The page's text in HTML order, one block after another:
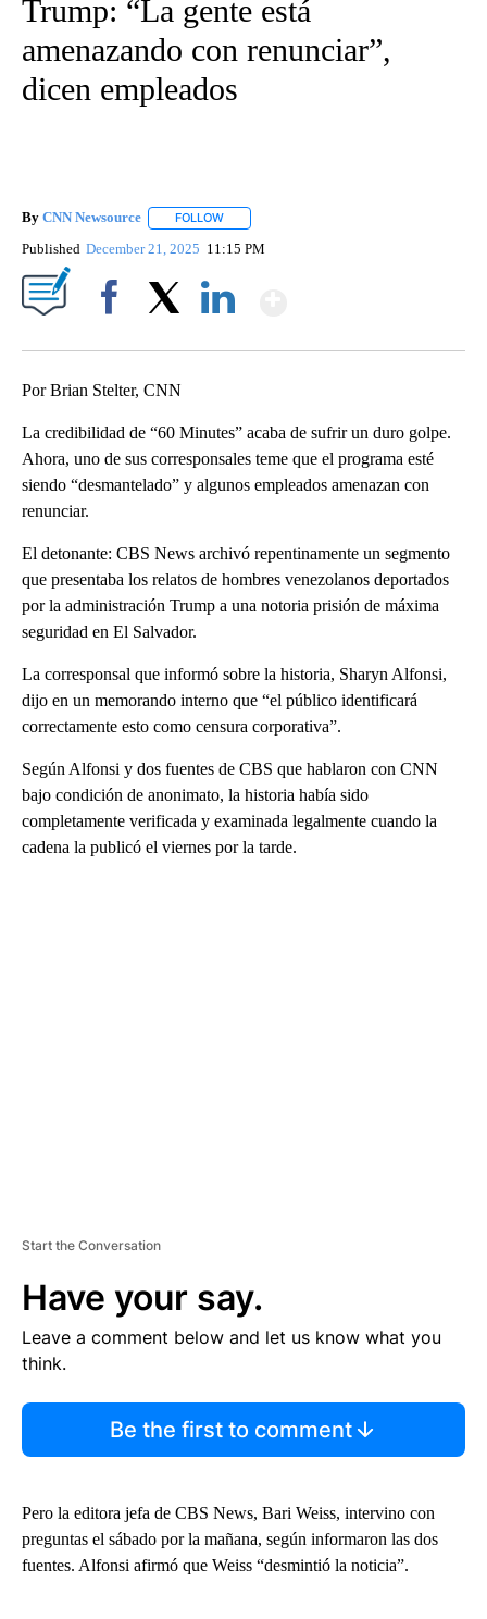
Trump: “La gente está
amenazando con renunciar”,
dicen empleados
By CNN Newsource FOLLOW
Published December 21, 2025 11:15 PM
Por Brian Stelter, CNN
La credibilidad de “60 Minutes” acaba de sufrir un duro golpe.
Ahora, uno de sus corresponsales teme que el programa esté
siendo “desmantelado” y algunos empleados amenazan con
renunciar.
El detonante: CBS News archivó repentinamente un segmento
que presentaba los relatos de hombres venezolanos deportados
por la administración Trump a una notoria prisión de máxima
seguridad en El Salvador.
La corresponsal que informó sobre la historia, Sharyn Alfonsi,
dijo en un memorando interno que “el público identificará
correctamente esto como censura corporativa”.
Según Alfonsi y dos fuentes de CBS que hablaron con CNN
bajo condición de anonimato, la historia había sido
completamente verificada y examinada legalmente cuando la
cadena la publicó el viernes por la tarde.
Start the Conversation
Have your say.
Leave a comment below and let us know what you
think.
Be the first to comment
Pero la editora jefa de CBS News, Bari Weiss, intervino con
preguntas el sábado por la mañana, según informaron las dos
fuentes. Alfonsi afirmó que Weiss “desmintió la noticia”.